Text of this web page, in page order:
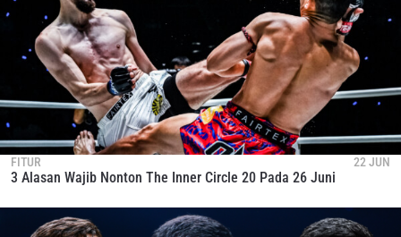
FITUR 22 JUN
3 Alasan Wajib Nonton The Inner Circle 20 Pada 26 Juni